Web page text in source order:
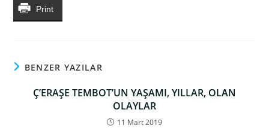
Print
BENZER YAZILAR
Ç’ERAŞE TEMBOT’UN YAŞAMI, YILLAR, OLAN
OLAYLAR
11 Mart 2019